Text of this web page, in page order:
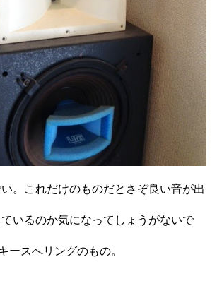
。これだけのものだとさぞ良い音が出
いるのか気になってしょうがないで
ースへリングのもの。